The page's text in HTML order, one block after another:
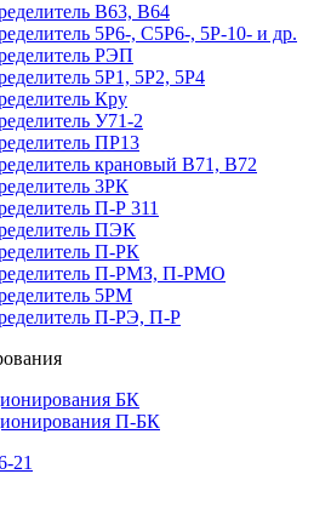
В63, В64
5Р6-, С5Р6-, 5Р-10- и др.
РЭП
5Р1, 5Р2, 5Р4
Кру
У71-2
ПР13
крановый В71, В72
3РК
П-Р 311
ПЭК
П-РК
П-РМЗ, П-РМО
5РМ
П-РЭ, П-Р
БК
П-БК
21